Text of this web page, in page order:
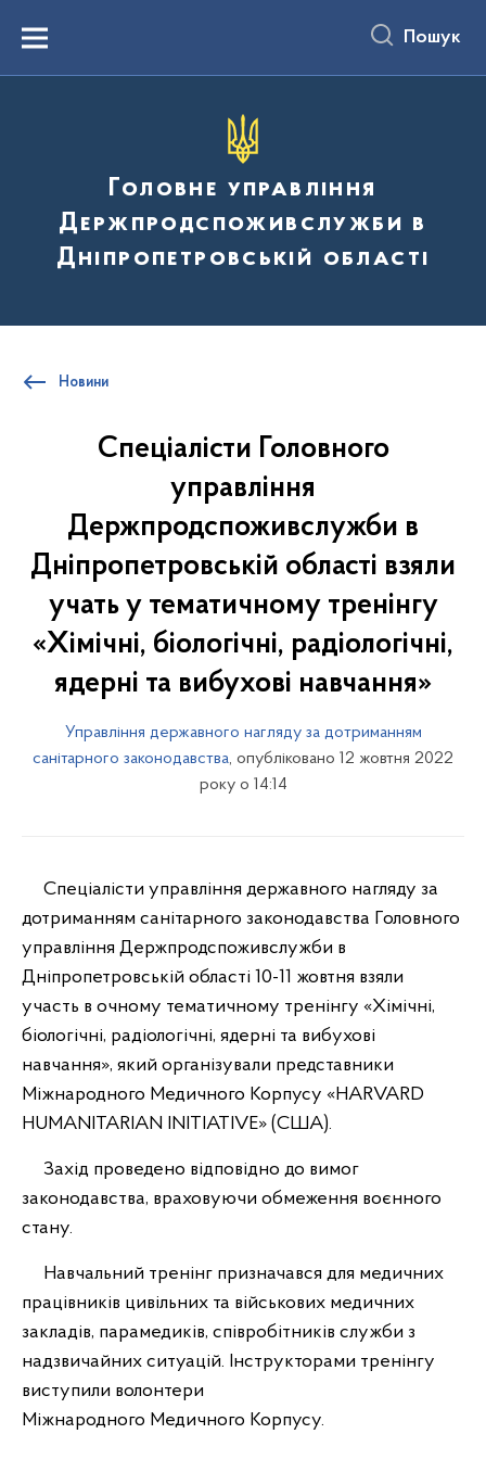
вмістуMenu Пошук
Головне управління
Держпродспоживслужби в
Дніпропетровській області
Новини
Спеціалісти Головного
управління
Держпродспоживслужби в
Дніпропетровській області взяли
учать у тематичному тренінгу
«Хімічні, біологічні, радіологічні,
ядерні та вибухові навчання»
Управління державного нагляду за дотриманням
санітарного законодавства, опубліковано 12 жовтня 2022
року о 14:14
Спеціалісти управління державного нагляду за
дотриманням санітарного законодавства Головного
управління Держпродспоживслужби в
Дніпропетровській області 10-11 жовтня взяли
участь в очному тематичному тренінгу «Хімічні,
біологічні, радіологічні, ядерні та вибухові
навчання», який організували представники
Міжнародного Медичного Корпусу «HARVARD
HUMANITARIAN INITIATIVE» (США).
Захід проведено відповідно до вимог
законодавства, враховуючи обмеження воєнного
стану.
Навчальний тренінг призначався для медичних
працівників цивільних та військових медичних
закладів, парамедиків, співробітників служби з
надзвичайних ситуацій. Інструкторами тренінгу
виступили волонтери
Міжнародного Медичного Корпусу.